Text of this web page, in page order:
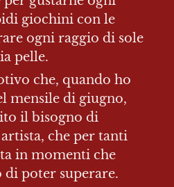
giochini con le
ogni raggio di sole
pelle.
che, quando ho
il bisogno di
che per tanti
in momenti che
di poter superare.